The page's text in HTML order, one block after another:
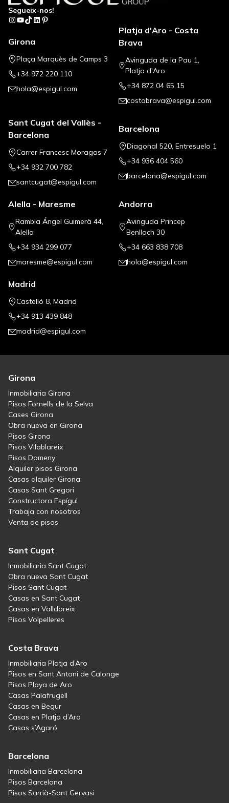
Segueix-nos!
Instagram
YouTube
TikTok
LinkedIn
Pinterest
Girona
Plaça Marquès de Camps 3
+34 972 220 110
hola@espigul.com
Platja d'Aro - Costa
Brava
Avinguda de la Pau 1,
Platja d'Aro
+34 872 04 65 15
costabrava@espigul.com
Sant Cugat del Vallès -
Barcelona
Carrer Francesc Moragas 7
+34 932 700 782
santcugat@espigul.com
Barcelona
Diagonal 520, Entresuelo 1
+34 936 404 560
barcelona@espigul.com
Alella - Maresme
Rambla Ángel Guimerà 44,
Alella
+34 934 299 077
maresme@espigul.com
Andorra
Avinguda Princep
Benlloch 30
+34 663 838 708
hola@espigul.com
Madrid
Castelló 8, Madrid
+34 913 439 848
madrid@espigul.com
Girona
Inmobiliaria Girona
Pisos Fornells de la Selva
Cases Girona
Obra nueva en Girona
Pisos Girona
Pisos Vilablareix
Pisos Domeny
Alquiler pisos Girona
Casas alquiler Girona
Casas Sant Gregori
Constructora Espígul
Trabaja con nosotros
Venta de pisos
Sant Cugat
Inmobiliaria Sant Cugat
Obra nueva Sant Cugat
Pisos Sant Cugat
Casas en Sant Cugat
Casas en Valldoreix
Pisos Volpelleres
Costa Brava
Inmobiliaria Platja d’Aro
Pisos en Sant Antoni de Calonge
Pisos Playa de Aro
Casas Palafrugell
Casas en Begur
Casas en Platja d’Aro
Casas s’Agaró
Barcelona
Inmobiliaria Barcelona
Pisos Barcelona
Pisos Sarrià-Sant Gervasi